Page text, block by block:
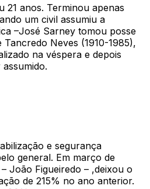
21 anos. Terminou apenas
um civil assumiu a
–José Sarney tomou posse
Neves (1910-1985),
na véspera e depois
e segurança
general. Em março de
João Figueiredo – ,deixou o
de 215% no ano anterior.